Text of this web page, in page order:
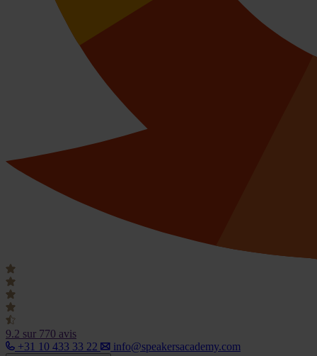
9.2 sur 770 avis
+31 10 433 33 22
info@speakersacademy.com